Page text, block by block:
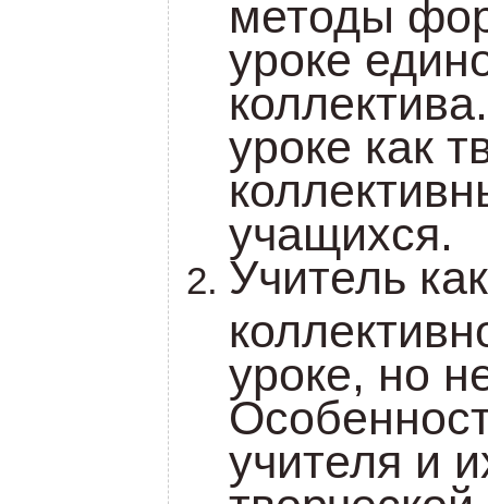
методы
уроке
уроке как
учащихся.
Учитель
уроке, но
учителя и